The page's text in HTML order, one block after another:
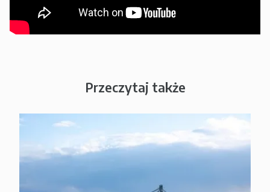
Przeczytaj także